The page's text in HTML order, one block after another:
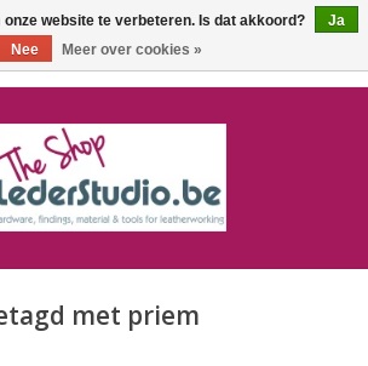
met priem
website te verbeteren. Is dat akkoord?
Ja
Nee
Meer over cookies »